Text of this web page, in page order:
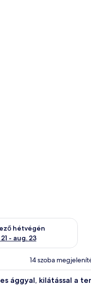
- aug. 16
hétvégén
- aug. 23
rendelkezésre állás
14 szoba
éjjeliszemélyzet lámpával,
Egy szállodai
ággyal, kilátással a